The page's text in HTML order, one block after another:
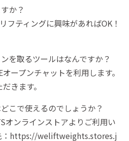
か？
ティングに興味があればOK！
を取るツールはなんですか？
ープンチャットを利用します。
きます。
こで使えるのでしょうか？
オンラインストアよりご利用い
：https://weliftweights.stores.j